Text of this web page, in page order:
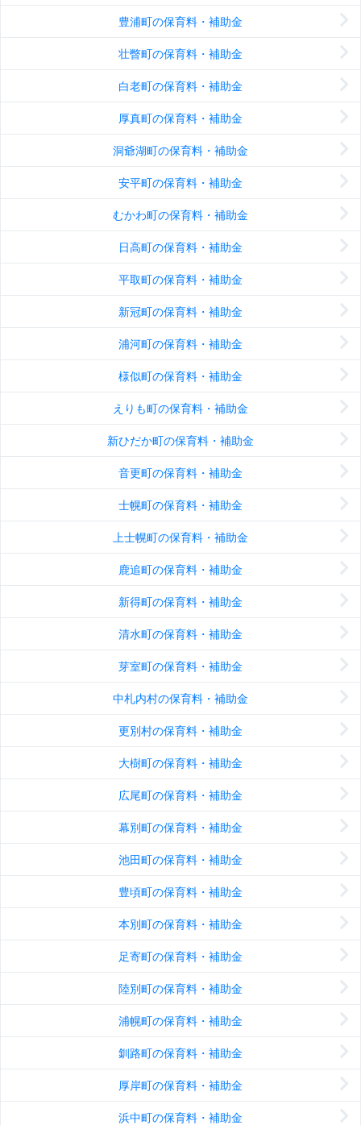
豊浦町の保育料・補助金
壮瞥町の保育料・補助金
白老町の保育料・補助金
厚真町の保育料・補助金
洞爺湖町の保育料・補助金
安平町の保育料・補助金
むかわ町の保育料・補助金
日高町の保育料・補助金
平取町の保育料・補助金
新冠町の保育料・補助金
浦河町の保育料・補助金
様似町の保育料・補助金
えりも町の保育料・補助金
新ひだか町の保育料・補助金
音更町の保育料・補助金
士幌町の保育料・補助金
上士幌町の保育料・補助金
鹿追町の保育料・補助金
新得町の保育料・補助金
清水町の保育料・補助金
芽室町の保育料・補助金
中札内村の保育料・補助金
更別村の保育料・補助金
大樹町の保育料・補助金
広尾町の保育料・補助金
幕別町の保育料・補助金
池田町の保育料・補助金
豊頃町の保育料・補助金
本別町の保育料・補助金
足寄町の保育料・補助金
陸別町の保育料・補助金
浦幌町の保育料・補助金
釧路町の保育料・補助金
厚岸町の保育料・補助金
浜中町の保育料・補助金